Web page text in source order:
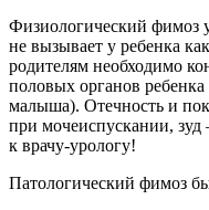
Физиологический фимоз
не вызывает у ребенка
родителям необходимо
половых органов
малыша). Отечность и
при мочеиспускании, зуд
к врачу-урологу!
Патологический фимоз